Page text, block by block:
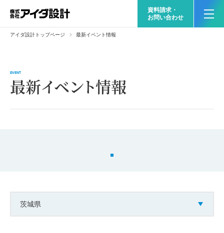
資料請求・
お問い合わせ
アイダ設計トップページ 最新イベント情報
最新イベント情報
EVENT
茨城県